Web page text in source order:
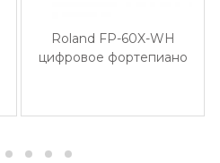
Roland FP-60X-WH
цифровое фортепиано